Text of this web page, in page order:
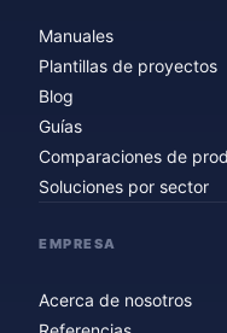
Manuales
Plantillas de proyectos
Blog
Guías
Comparaciones de
Soluciones por sector
EMPRESA
Acerca de nosotros